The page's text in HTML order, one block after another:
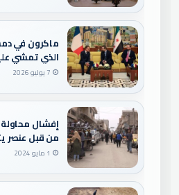
ماكرون في
الذي تمشي
7 يوليو 2026
إفشال
من قبل عنصر
1 مايو 2024